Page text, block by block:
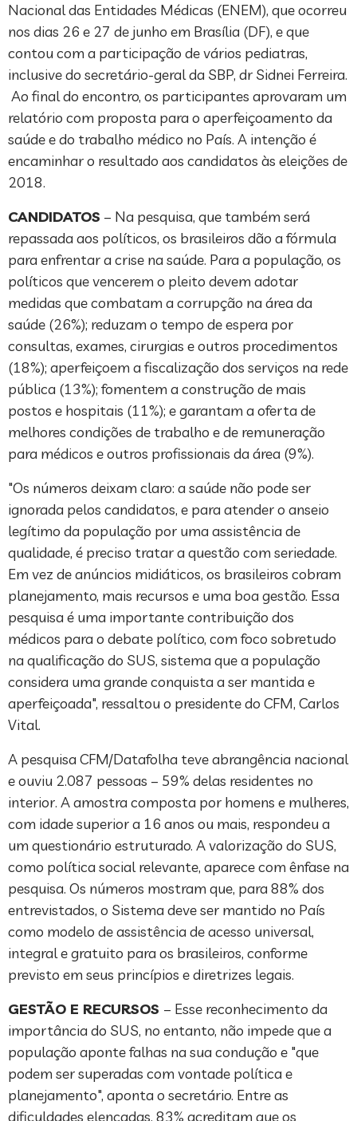
Nacional das Entidades Médicas (ENEM), que ocorreu
nos dias 26 e 27 de junho em Brasília (DF), e que
contou com a participação de vários pediatras,
inclusive do secretário-geral da SBP, dr Sidnei Ferreira.
Ao final do encontro, os participantes aprovaram um
relatório com proposta para o aperfeiçoamento da
saúde e do trabalho médico no País. A intenção é
encaminhar o resultado aos candidatos às eleições de
2018.
CANDIDATOS – Na pesquisa, que também será
repassada aos políticos, os brasileiros dão a fórmula
para enfrentar a crise na saúde. Para a população, os
políticos que vencerem o pleito devem adotar
medidas que combatam a corrupção na área da
saúde (26%); reduzam o tempo de espera por
consultas, exames, cirurgias e outros procedimentos
(18%); aperfeiçoem a fiscalização dos serviços na rede
pública (13%); fomentem a construção de mais
postos e hospitais (11%); e garantam a oferta de
melhores condições de trabalho e de remuneração
para médicos e outros profissionais da área (9%).
"Os números deixam claro: a saúde não pode ser
ignorada pelos candidatos, e para atender o anseio
legítimo da população por uma assistência de
qualidade, é preciso tratar a questão com seriedade.
Em vez de anúncios midiáticos, os brasileiros cobram
planejamento, mais recursos e uma boa gestão. Essa
pesquisa é uma importante contribuição dos
médicos para o debate político, com foco sobretudo
na qualificação do SUS, sistema que a população
considera uma grande conquista a ser mantida e
aperfeiçoada", ressaltou o presidente do CFM, Carlos
Vital.
A pesquisa CFM/Datafolha teve abrangência nacional
e ouviu 2.087 pessoas – 59% delas residentes no
interior. A amostra composta por homens e mulheres,
com idade superior a 16 anos ou mais, respondeu a
um questionário estruturado. A valorização do SUS,
como política social relevante, aparece com ênfase na
pesquisa. Os números mostram que, para 88% dos
entrevistados, o Sistema deve ser mantido no País
como modelo de assistência de acesso universal,
integral e gratuito para os brasileiros, conforme
previsto em seus princípios e diretrizes legais.
GESTÃO E RECURSOS – Esse reconhecimento da
importância do SUS, no entanto, não impede que a
população aponte falhas na sua condução e "que
podem ser superadas com vontade política e
planejamento", aponta o secretário. Entre as
dificuldades elencadas, 83% acreditam que os